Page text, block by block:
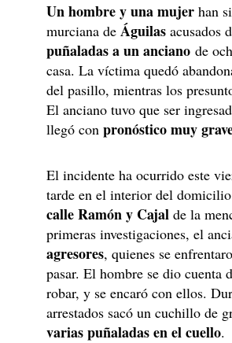
Un hombre y una mujer han
murciana deÁguilas acusados
puñaladas a un anciano de
casa. La víctima quedó
del pasillo, mientras los
El anciano tuvo que ser
llegó conpronóstico muy
El incidente ha ocurrido este
tarde en el interior del
calle Ramón y Cajal de la
primeras investigaciones, el
agresores, quienes se
pasar. El hombre se dio cuenta
robar, y se encaró con ellos.
arrestados sacó un cuchillo de
varias puñaladas en el cuello.